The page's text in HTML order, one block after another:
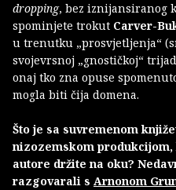
dropping, bez iznijansiranog
spominjete trokut Carver-
u trenutku „prosvjetljenja“
svojevrsnoj „gnostičkoj“
onaj tko zna opuse
mogla biti čija domena.
Što je sa suvremenom
nizozemskom
autore držite na oku?
razgovarali s Arnonom